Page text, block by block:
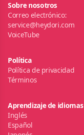
Sobre nosotros
Correo electrónico:
service@heydori.com
VoiceTube
Política
Política de privacidad
Términos
Aprendizaje de idiomas
Inglés
Español